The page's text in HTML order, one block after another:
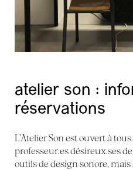
atelier son :
réservations
L’Atelier Son est ouvert à
professeur.es désireux.ses
outils de design sonore,